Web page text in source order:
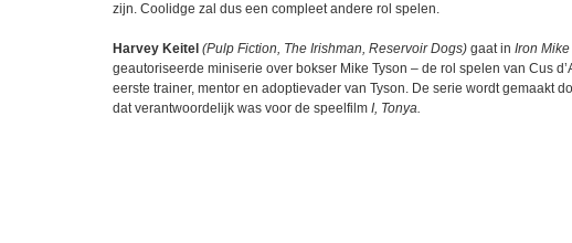
zijn. Coolidge zal dus een compleet andere rol spelen.
Harvey Keitel (Pulp Fiction, The Irishman, Reservoir Dogs) gaat in Iron Mike
geautoriseerde miniserie over bokser Mike Tyson – de rol spelen van Cus
eerste trainer, mentor en adoptievader van Tyson. De serie wordt gemaakt
dat verantwoordelijk was voor de speelfilm I, Tonya.